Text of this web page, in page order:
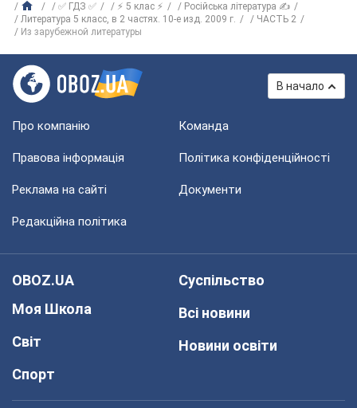
✅ ГДЗ ✅ ⚡ 5 клас ⚡
Російська література ✍
Литература 5 класс, в 2 частях. 10-е изд. 2009 г.
ЧАСТЬ 2
Из зарубежной литературы
В начало
Про компанію Команда
Правова інформація Політика конфіденційності
Реклама на сайті Документи
Редакційна політика
OBOZ.UA
Моя Школа
Світ
Спорт
Суспільство
Всі новини
Новини освіти